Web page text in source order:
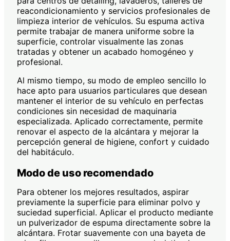
reacondicionamiento y servicios profesionales de
limpieza interior de vehículos. Su espuma activa
permite trabajar de manera uniforme sobre la
superficie, controlar visualmente las zonas
tratadas y obtener un acabado homogéneo y
profesional.
Al mismo tiempo, su modo de empleo sencillo lo
hace apto para usuarios particulares que desean
mantener el interior de su vehículo en perfectas
condiciones sin necesidad de maquinaria
especializada. Aplicado correctamente, permite
renovar el aspecto de la alcántara y mejorar la
percepción general de higiene, confort y cuidado
del habitáculo.
Modo de uso recomendado
Para obtener los mejores resultados, aspirar
previamente la superficie para eliminar polvo y
suciedad superficial. Aplicar el producto mediante
un pulverizador de espuma directamente sobre la
alcántara. Frotar suavemente con una bayeta de